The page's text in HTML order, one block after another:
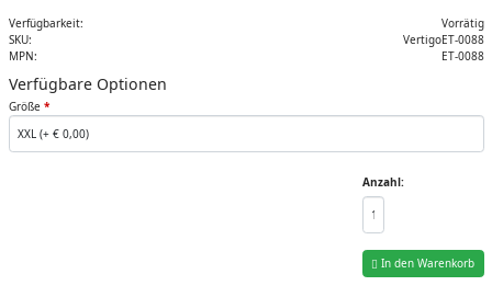
Verfügbarkeit:
Vorrätig
SKU:
VertigoET-0088
MPN:
ET-0088
Verfügbare Optionen
Größe *
Anzahl:
In den Warenkorb